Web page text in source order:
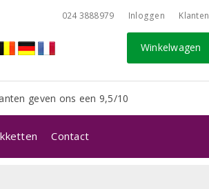
024 3888979 Inloggen
Winkelwagen
geven ons een 9,5/10
Contact